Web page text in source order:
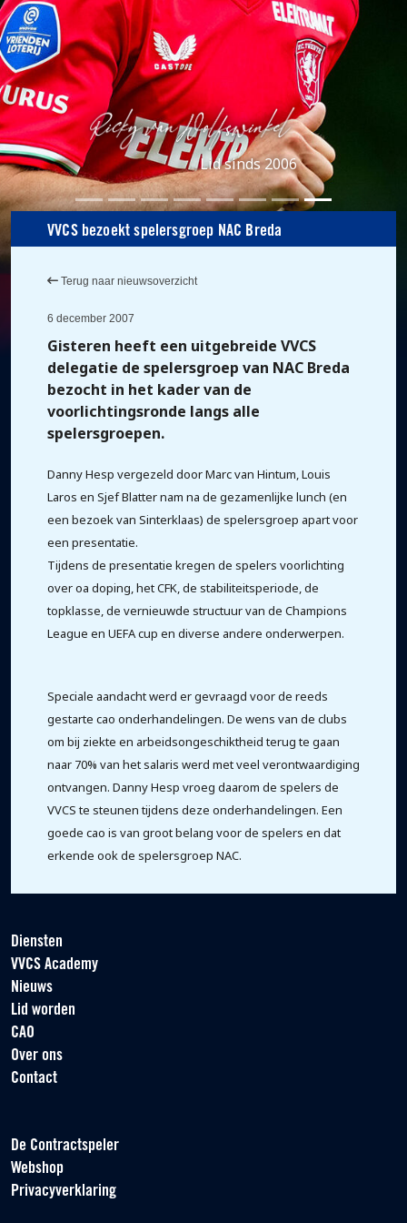
Lid sinds 2006
VVCS bezoekt spelersgroep NAC Breda
Terug naar nieuwsoverzicht
6 december 2007
Gisteren heeft een uitgebreide VVCS
delegatie de spelersgroep van NAC Breda
bezocht in het kader van de
voorlichtingsronde langs alle
spelersgroepen.
Danny Hesp vergezeld door Marc van Hintum, Louis
Laros en Sjef Blatter nam na de gezamenlijke lunch (en
een bezoek van Sinterklaas) de spelersgroep apart voor
een presentatie.
Tijdens de presentatie kregen de spelers voorlichting
over oa doping, het CFK, de stabiliteitsperiode, de
topklasse, de vernieuwde structuur van de Champions
League en UEFA cup en diverse andere onderwerpen.
Speciale aandacht werd er gevraagd voor de reeds
gestarte cao onderhandelingen. De wens van de clubs
om bij ziekte en arbeidsongeschiktheid terug te gaan
naar 70% van het salaris werd met veel verontwaardiging
ontvangen. Danny Hesp vroeg daarom de spelers de
VVCS te steunen tijdens deze onderhandelingen. Een
goede cao is van groot belang voor de spelers en dat
erkende ook de spelersgroep NAC.
Diensten
VVCS Academy
Nieuws
Lid worden
CAO
Over ons
Contact
De Contractspeler
Webshop
Privacyverklaring